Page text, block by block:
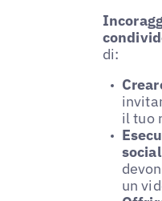
di:
il tuo
un